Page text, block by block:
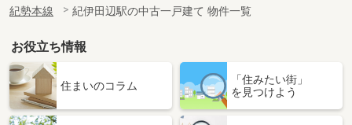
紀勢本線
紀伊田辺駅の中古一戸建て 物件一覧
お役立ち情報
住まいのコラム
「住みたい街」
を見つけよう